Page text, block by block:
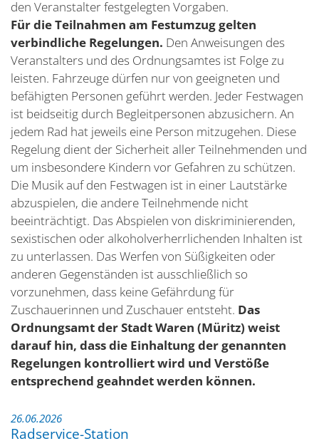
den Veranstalter festgelegten Vorgaben.
Für die Teilnahmen am Festumzug gelten
verbindliche Regelungen. Den Anweisungen des
Veranstalters und des Ordnungsamtes ist Folge zu
leisten. Fahrzeuge dürfen nur von geeigneten und
befähigten Personen geführt werden. Jeder Festwagen
ist beidseitig durch Begleitpersonen abzusichern. An
jedem Rad hat jeweils eine Person mitzugehen. Diese
Regelung dient der Sicherheit aller Teilnehmenden und
um insbesondere Kindern vor Gefahren zu schützen.
Die Musik auf den Festwagen ist in einer Lautstärke
abzuspielen, die andere Teilnehmende nicht
beeinträchtigt. Das Abspielen von diskriminierenden,
sexistischen oder alkoholverherrlichenden Inhalten ist
zu unterlassen. Das Werfen von Süßigkeiten oder
anderen Gegenständen ist ausschließlich so
vorzunehmen, dass keine Gefährdung für
Zuschauerinnen und Zuschauer entsteht. Das
Ordnungsamt der Stadt Waren (Müritz) weist
darauf hin, dass die Einhaltung der genannten
Regelungen kontrolliert wird und Verstöße
entsprechend geahndet werden können.
26.06.2026
Radservice-Station